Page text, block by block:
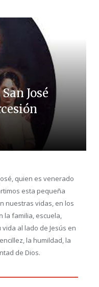
José
quien es venerado
esta pequeña
nuestras vidas, en los
la familia, escuela,
al lado de Jesús en
la humildad, la
de Dios.